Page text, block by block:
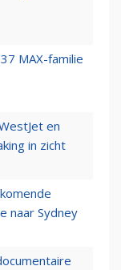
MAX-familie
en
in zicht
naar Sydney